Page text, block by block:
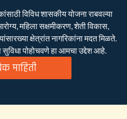
विविध शासकीय योजना राबवल्या
महिला सक्षमीकरण, शेती विकास,
क्षेत्रांत नागरिकांना मदत मिळते.
पोहोचवणे हा आमचा उद्देश आहे.
माहिती